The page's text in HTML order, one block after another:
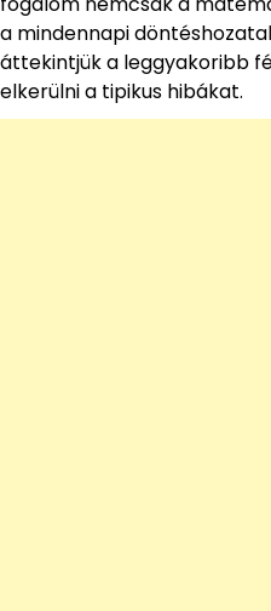
a mindennapi
áttekintjük a leggyakoribb
elkerülni a tipikus hibákat.